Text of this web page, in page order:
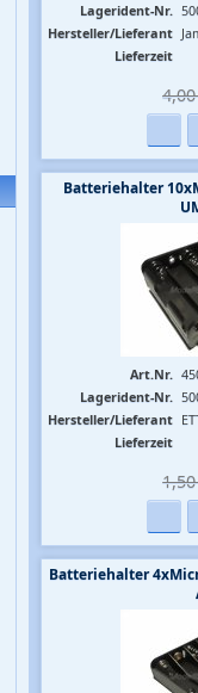
Lagerident-Nr.
Hersteller/Lieferant
Lieferzeit
4,00
Batteriehalter
Art.Nr.
Lagerident-Nr.
Hersteller/Lieferant
Lieferzeit
1,50
Batteriehalter